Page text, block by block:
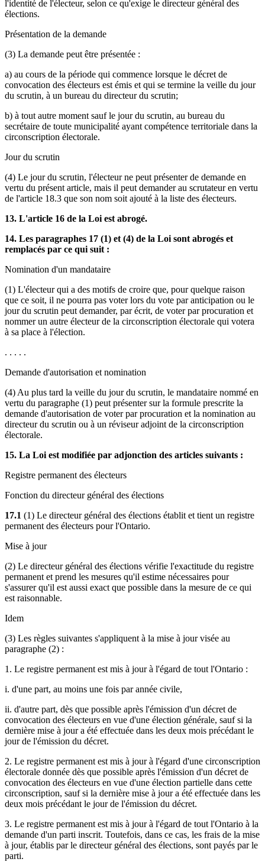
l'identité de l'électeur, selon ce qu'exige le directeur général des
élections.
Présentation de la demande
(3) La demande peut être présentée :
a) au cours de la période qui commence lorsque le décret de
convocation des électeurs est émis et qui se termine la veille du jour
du scrutin, à un bureau du directeur du scrutin;
b) à tout autre moment sauf le jour du scrutin, au bureau du
secrétaire de toute municipalité ayant compétence territoriale dans la
circonscription électorale.
Jour du scrutin
(4) Le jour du scrutin, l'électeur ne peut présenter de demande en
vertu du présent article, mais il peut demander au scrutateur en vertu
de l'article 18.3 que son nom soit ajouté à la liste des électeurs.
13. L'article 16 de la Loi est abrogé.
14. Les paragraphes 17 (1) et (4) de la Loi sont abrogés et
remplacés par ce qui suit :
Nomination d'un mandataire
(1) L'électeur qui a des motifs de croire que, pour quelque raison
que ce soit, il ne pourra pas voter lors du vote par anticipation ou le
jour du scrutin peut demander, par écrit, de voter par procuration et
nommer un autre électeur de la circonscription électorale qui votera
à sa place à l'élection.
. . . . .
Demande d'autorisation et nomination
(4) Au plus tard la veille du jour du scrutin, le mandataire nommé en
vertu du paragraphe (1) peut présenter sur la formule prescrite la
demande d'autorisation de voter par procuration et la nomination au
directeur du scrutin ou à un réviseur adjoint de la circonscription
électorale.
15. La Loi est modifiée par adjonction des articles suivants :
Registre permanent des électeurs
Fonction du directeur général des élections
17.1 (1) Le directeur général des élections établit et tient un registre
permanent des électeurs pour l'Ontario.
Mise à jour
(2) Le directeur général des élections vérifie l'exactitude du registre
permanent et prend les mesures qu'il estime nécessaires pour
s'assurer qu'il est aussi exact que possible dans la mesure de ce qui
est raisonnable.
Idem
(3) Les règles suivantes s'appliquent à la mise à jour visée au
paragraphe (2) :
1. Le registre permanent est mis à jour à l'égard de tout l'Ontario :
i. d'une part, au moins une fois par année civile,
ii. d'autre part, dès que possible après l'émission d'un décret de
convocation des électeurs en vue d'une élection générale, sauf si la
dernière mise à jour a été effectuée dans les deux mois précédant le
jour de l'émission du décret.
2. Le registre permanent est mis à jour à l'égard d'une circonscription
électorale donnée dès que possible après l'émission d'un décret de
convocation des électeurs en vue d'une élection partielle dans cette
circonscription, sauf si la dernière mise à jour a été effectuée dans les
deux mois précédant le jour de l'émission du décret.
3. Le registre permanent est mis à jour à l'égard de tout l'Ontario à la
demande d'un parti inscrit. Toutefois, dans ce cas, les frais de la mise
à jour, établis par le directeur général des élections, sont payés par le
parti.